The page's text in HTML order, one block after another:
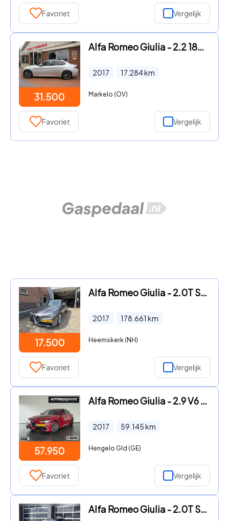
Favoriet Vergelijk
31.500
Alfa Romeo Giulia - 2.2 180pk Super 8-traps autom. (132KW) 180 PK
2017 17.284km
Markelo (OV)
Favoriet Vergelijk
17.500
Alfa Romeo Giulia - 2.0T Super|Savalli 291PK|Leder|NAP|CARPLAY
2017 178.661 km
Heemskerk (NH)
Favoriet Vergelijk
57.950
Alfa Romeo Giulia - 2.9 V6 Quadrifoglio 510PK | Keramische remmen
2017 59.145km
Hengelo Gld (GE)
Favoriet Vergelijk
Alfa Romeo Giulia - 2.0T SPRINT